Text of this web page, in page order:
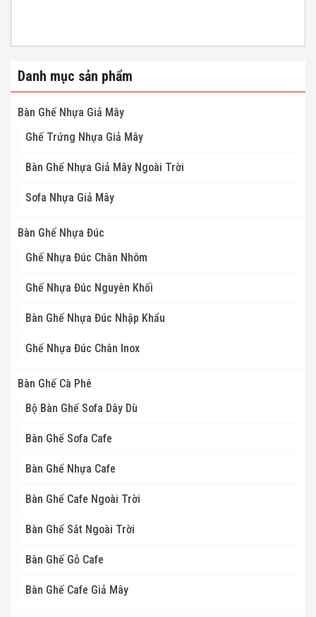
Danh mục sản phẩm
Bàn Ghế Nhựa Giả Mây
Ghế Trứng Nhựa Giả Mây
Bàn Ghế Nhựa Giả Mây Ngoài Trời
Sofa Nhựa Giả Mây
Bàn Ghế Nhựa Đúc
Ghế Nhựa Đúc Chân Nhôm
Ghế Nhựa Đúc Nguyên Khối
Bàn Ghế Nhựa Đúc Nhập Khẩu
Ghế Nhựa Đúc Chân Inox
Bàn Ghế Cà Phê
Bộ Bàn Ghế Sofa Dây Dù
Bàn Ghế Sofa Cafe
Bàn Ghế Nhựa Cafe
Bàn Ghế Cafe Ngoài Trời
Bàn Ghế Sắt Ngoài Trời
Bàn Ghế Gỗ Cafe
Bàn Ghế Cafe Giả Mây